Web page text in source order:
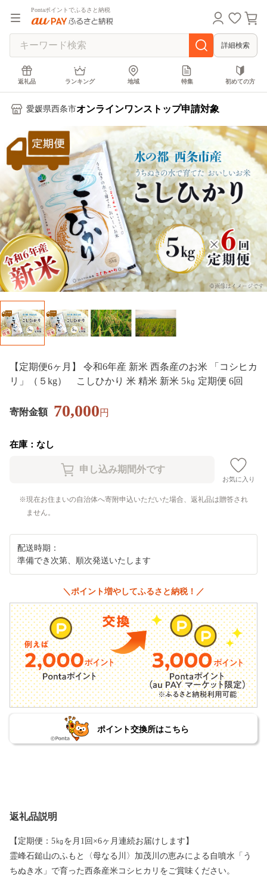
Pontaポイントでふるさと納税
詳細検索
返礼品 ランキング 地域 特集 初めての方
愛媛県西条市オンラインワンストップ申請対象
【定期便6ヶ月】 令和6年産 新米 西条産のお米 「コシヒカ
リ」（５kg） こしひかり 米 精米 新米 5㎏ 定期便 6回
寄附金額 70,000円
在庫：なし
お気に入り
現在お住まいの自治体へ寄附申込いただいた場合、返礼品は贈答され
ません。
配送時期：
準備でき次第、順次発送いたします
＼ポイント増やしてふるさと納税！／
ポイント交換所はこちら
返礼品説明
【定期便：5㎏を月1回×6ヶ月連続お届けします】
霊峰石鎚山のふもと〈母なる川〉加茂川の恵みによる自噴水「う
ちぬき水」で育った西条産米コシヒカリをご賞味ください。